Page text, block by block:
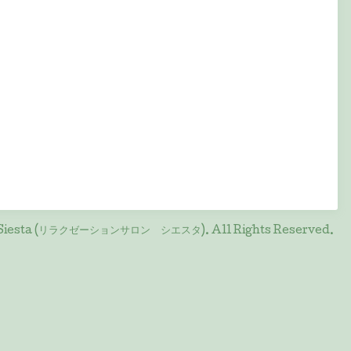
(リラクゼーションサロン シエスタ). All Rights Reserved.